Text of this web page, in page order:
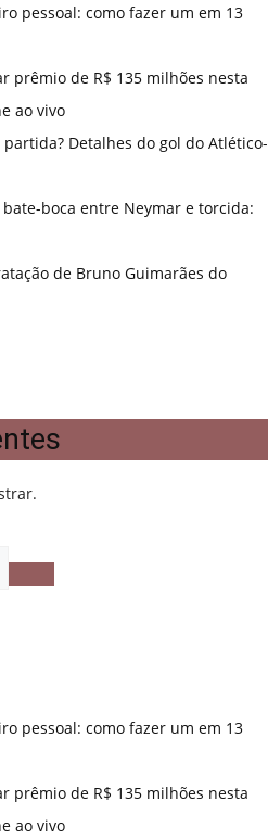
pessoal: como fazer um em 13
prêmio de R$ 135 milhões nesta
ao vivo
Detalhes do gol do Atlético-
boca entre Neymar e torcida:
de Bruno Guimarães do
pessoal: como fazer um em 13
prêmio de R$ 135 milhões nesta
ao vivo